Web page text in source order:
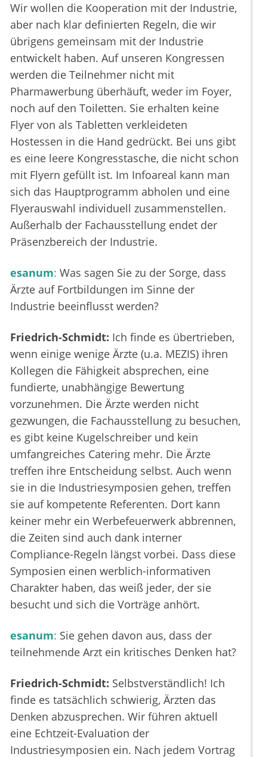
Wir wollen die Kooperation mit der Industrie,
aber nach klar definierten Regeln, die wir
übrigens gemeinsam mit der Industrie
entwickelt haben. Auf unseren Kongressen
werden die Teilnehmer nicht mit
Pharmawerbung überhäuft, weder im Foyer,
noch auf den Toiletten. Sie erhalten keine
Flyer von als Tabletten verkleideten
Hostessen in die Hand gedrückt. Bei uns gibt
es eine leere Kongresstasche, die nicht schon
mit Flyern gefüllt ist. Im Infoareal kann man
sich das Hauptprogramm abholen und eine
Flyerauswahl individuell zusammenstellen.
Außerhalb der Fachausstellung endet der
Präsenzbereich der Industrie.
esanum: Was sagen Sie zu der Sorge, dass
Ärzte auf Fortbildungen im Sinne der
Industrie beeinflusst werden?
Friedrich-Schmidt: Ich finde es übertrieben,
wenn einige wenige Ärzte (u.a. MEZIS) ihren
Kollegen die Fähigkeit absprechen, eine
fundierte, unabhängige Bewertung
vorzunehmen. Die Ärzte werden nicht
gezwungen, die Fachausstellung zu besuchen,
es gibt keine Kugelschreiber und kein
umfangreiches Catering mehr. Die Ärzte
treffen ihre Entscheidung selbst. Auch wenn
sie in die Industriesymposien gehen, treffen
sie auf kompetente Referenten. Dort kann
keiner mehr ein Werbefeuerwerk abbrennen,
die Zeiten sind auch dank interner
Compliance-Regeln längst vorbei. Dass diese
Symposien einen werblich-informativen
Charakter haben, das weiß jeder, der sie
besucht und sich die Vorträge anhört.
esanum: Sie gehen davon aus, dass der
teilnehmende Arzt ein kritisches Denken hat?
Friedrich-Schmidt: Selbstverständlich! Ich
finde es tatsächlich schwierig, Ärzten das
Denken abzusprechen. Wir führen aktuell
eine Echtzeit-Evaluation der
Industriesymposien ein. Nach jedem Vortrag